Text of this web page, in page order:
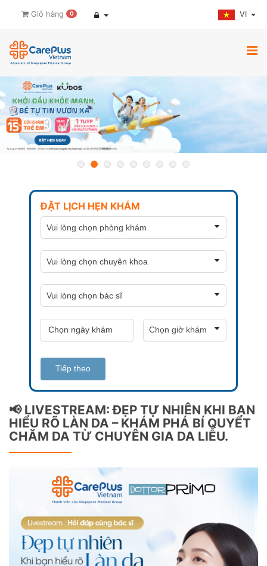
Giỏ hàng 0 VI
ĐẶT LỊCH HẸN KHÁM
Tiếp theo
📢 LIVESTREAM: ĐẸP TỰ NHIÊN KHI BẠN
HIỂU RÕ LÀN DA – KHÁM PHÁ BÍ QUYẾT
CHĂM DA TỪ CHUYÊN GIA DA LIỄU.